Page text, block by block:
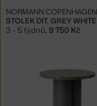
NORMANN COPENHAGEN
3 - 5 týdnů, 9 750 Kč